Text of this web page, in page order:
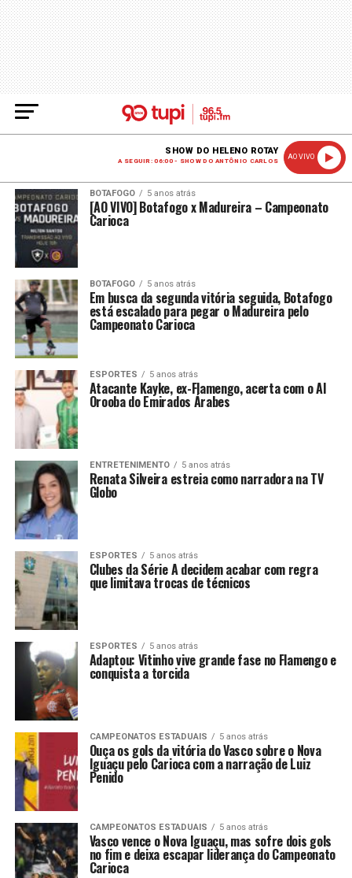
SHOW DO HELENO ROTAY
A SEGUIR: 06:00 - SHOW DO ANTÔNIO CARLOS
AO VIVO
BOTAFOGO 5 anos atrás
[AO VIVO] Botafogo x Madureira – Campeonato
Carioca
BOTAFOGO 5 anos atrás
Em busca da segunda vitória seguida, Botafogo
está escalado para pegar o Madureira pelo
Campeonato Carioca
ESPORTES 5 anos atrás
Atacante Kayke, ex-Flamengo, acerta com o Al
Orooba do Emirados Árabes
ENTRETENIMENTO 5 anos atrás
Renata Silveira estreia como narradora na TV
Globo
ESPORTES 5 anos atrás
Clubes da Série A decidem acabar com regra
que limitava trocas de técnicos
ESPORTES 5 anos atrás
Adaptou: Vitinho vive grande fase no Flamengo e
conquista a torcida
CAMPEONATOS ESTADUAIS 5 anos atrás
Ouça os gols da vitória do Vasco sobre o Nova
Iguaçu pelo Carioca com a narração de Luiz
Penido
CAMPEONATOS ESTADUAIS 5 anos atrás
Vasco vence o Nova Iguaçu, mas sofre dois gols
no fim e deixa escapar liderança do Campeonato
Carioca